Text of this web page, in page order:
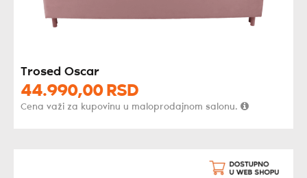
Trosed Oscar
44.990,00 RSD
Cena važi za kupovinu u maloprodajnom salonu.